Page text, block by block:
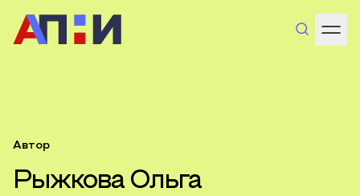
Автор
Рыжкова Ольга